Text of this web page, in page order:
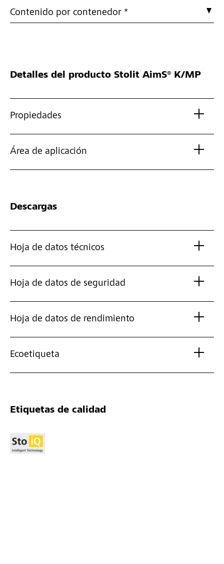
Contenido por contenedor *
Detalles del producto Stolit AimS® K/MP
Propiedades
Área de aplicación
Descargas
Hoja de datos técnicos
Hoja de datos de seguridad
Hoja de datos de rendimiento
Ecoetiqueta
Etiquetas de calidad